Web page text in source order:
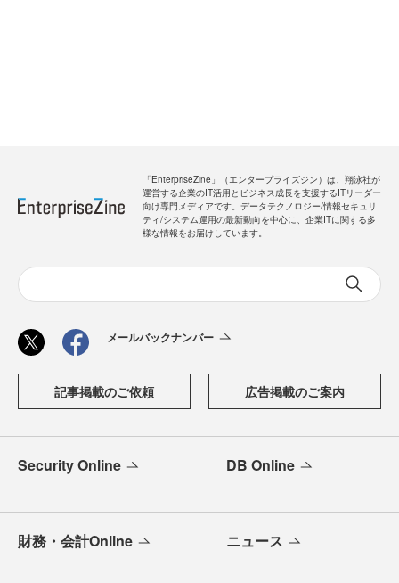
「EnterpriseZine」（エンタープライズジン）は、翔泳社が
運営する企業のIT活用とビジネス成長を支援するITリーダー
向け専門メディアです。データテクノロジー/情報セキュリ
ティ/システム運用の最新動向を中心に、企業ITに関する多
様な情報をお届けしています。
メールバックナンバー
記事掲載のご依頼 広告掲載のご案内
Security Online DB Online
財務・会計Online ニュース